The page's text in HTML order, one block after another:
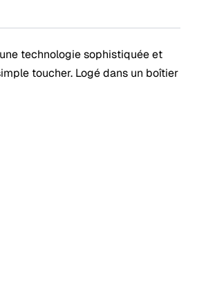
technologie sophistiquée et
toucher. Logé dans un boîtier